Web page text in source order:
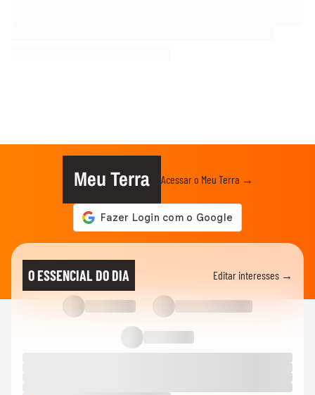
Meu Terra Acessar o Meu Terra →
O ESSENCIAL DO DIA Editar interesses →